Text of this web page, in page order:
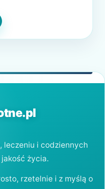
Właściwości
i codziennych
życia.
rzetelnie i z myślą o